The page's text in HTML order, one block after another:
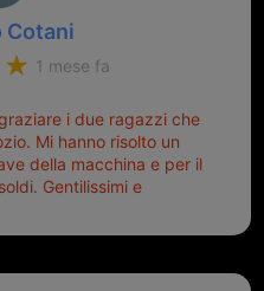
Cotani
1 mese fa
i due ragazzi che
Mi hanno risolto un
della macchina e per il
Gentilissimi e
altro problema.